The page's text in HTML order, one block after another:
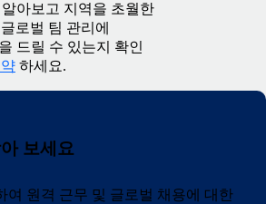
아보고 지역을 초월한
로벌 팀 관리에
드릴 수 있는지 확인
하세요.
보세요
여 원격 근무 및 글로벌 채용에 대한